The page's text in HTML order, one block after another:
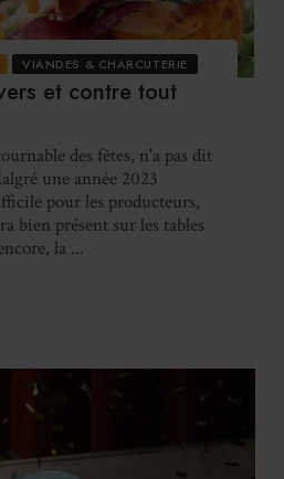
VIANDES & CHARCUTERIE
et contre tout
des fêtes, n'a pas dit
une année 2023
pour les producteurs,
bien présent sur les tables
la ...